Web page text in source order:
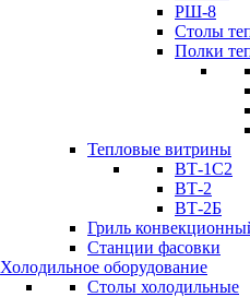
РШ-8
Столы
Полки
Тепловые витрины
ВТ-1С2
ВТ-2
ВТ-2Б
Гриль
Станции фасовки
Холодильное оборудование
Столы холодильные